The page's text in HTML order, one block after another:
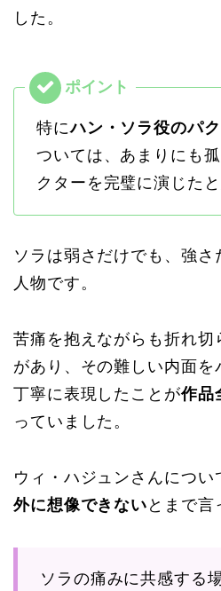
した。
特にハン・ソラ役のパ
ついては、あまりにも
クターを完璧に演じた
ソラは弱さだけでも、強さ
人物です。
苦痛を抱えながらも折れ切
があり、その難しい内面を
丁寧に表現したことが作品
っていました。
ウィ・ハジュンさんについ
外に想像できない とまで言
ソラの痛みに共感する